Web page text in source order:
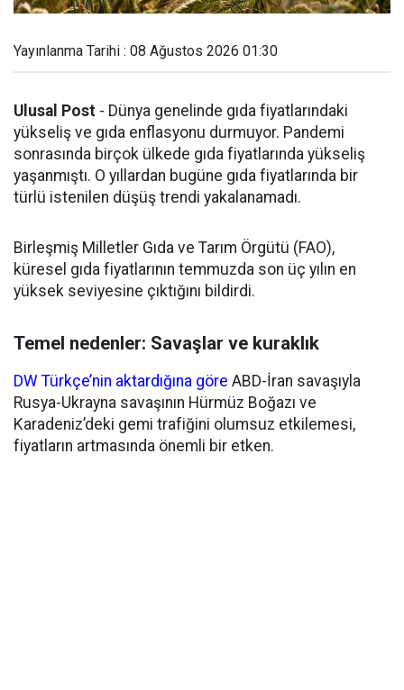
Yayınlanma Tarihi : 08 Ağustos 2026 01:30
Ulusal Post - Dünya genelinde gıda fiyatlarındaki
yükseliş ve gıda enflasyonu durmuyor. Pandemi
sonrasında birçok ülkede gıda fiyatlarında yükseliş
yaşanmıştı. O yıllardan bugüne gıda fiyatlarında bir
türlü istenilen düşüş trendi yakalanamadı.
Birleşmiş Milletler Gıda ve Tarım Örgütü (FAO),
küresel gıda fiyatlarının temmuzda son üç yılın en
yüksek seviyesine çıktığını bildirdi.
Temel nedenler: Savaşlar ve kuraklık
DW Türkçe’nin aktardığına göre ABD-İran savaşıyla
Rusya-Ukrayna savaşının Hürmüz Boğazı ve
Karadeniz’deki gemi trafiğini olumsuz etkilemesi,
fiyatların artmasında önemli bir etken.